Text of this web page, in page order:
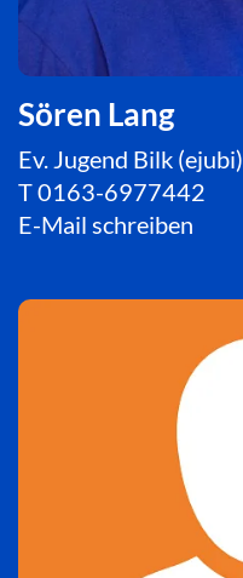
Sören Lang
Ev. Jugend Bilk (ejubi)
T0163-6977442
E-Mail schreiben